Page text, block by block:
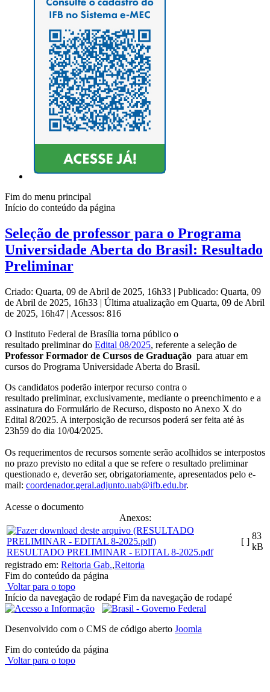
Fim do menu principal
Início do conteúdo da página
Seleção de professor para o Programa
Universidade Aberta do Brasil: Resultado
Preliminar
Criado: Quarta, 09 de Abril de 2025, 16h33 | Publicado: Quarta, 09
de Abril de 2025, 16h33 | Última atualização em Quarta, 09 de Abril
de 2025, 16h47 | Acessos: 816
O Instituto Federal de Brasília torna público o
resultado preliminar do Edital 08/2025, referente a seleção de
Professor Formador de Cursos de Graduação para atuar em
cursos do Programa Universidade Aberta do Brasil.
Os candidatos poderão interpor recurso contra o
resultado preliminar, exclusivamente, mediante o preenchimento e a
assinatura do Formulário de Recurso, disposto no Anexo X do
Edital 8/2025. A interposição de recursos poderá ser feita até às
23h59 do dia 10/04/2025.
Os requerimentos de recursos somente serão acolhidos se interpostos
no prazo previsto no edital a que se refere o resultado preliminar
questionado e, deverão ser, obrigatoriamente, apresentados pelo e-
mail: coordenador.geral.adjunto.uab@ifb.edu.br.
Acesse o documento
Anexos:
RESULTADO PRELIMINAR - EDITAL 8-2025.pdf
[ ]
83
kB
registrado em: Reitoria Gab.,Reitoria
Fim do conteúdo da página
Voltar para o topo
Início da navegação de rodapé Fim da navegação de rodapé
Desenvolvido com o CMS de código aberto Joomla
Fim do conteúdo da página
Voltar para o topo